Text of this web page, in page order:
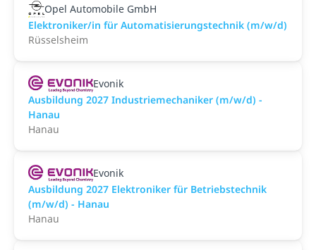
Opel Automobile GmbH
Elektroniker/in für Automatisierungstechnik (m/w/d)
Rüsselsheim
Evonik
Ausbildung 2027 Industriemechaniker (m/w/d) -
Hanau
Hanau
Evonik
Ausbildung 2027 Elektroniker für Betriebstechnik
(m/w/d) - Hanau
Hanau